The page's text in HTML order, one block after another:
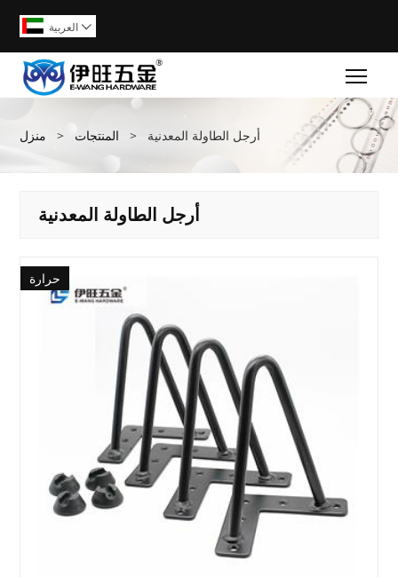
العربية 
منزل > المنتجات > أرجل الطاولة المعدنية
أرجل الطاولة المعدنية
حرارة